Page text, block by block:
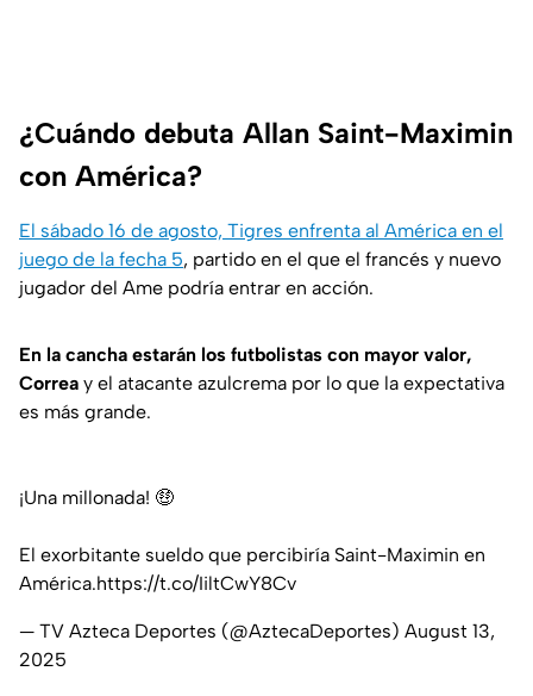
¿Cuándo debuta Allan Saint-Maximin
con América?
El sábado 16 de agosto, Tigres enfrenta al América en el
juego de la fecha 5, partido en el que el francés y nuevo
jugador del Ame podría entrar en acción.
En la cancha estarán los futbolistas con mayor valor,
Correa y el atacante azulcrema por lo que la expectativa
es más grande.
¡Una millonada! 🤑
El exorbitante sueldo que percibiría Saint-Maximin en
América.https://t.co/IiltCwY8Cv
— TV Azteca Deportes (@AztecaDeportes) August 13,
2025